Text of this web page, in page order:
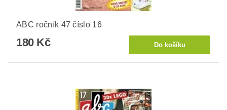
ABC ročník 47 číslo 16
180 Kč